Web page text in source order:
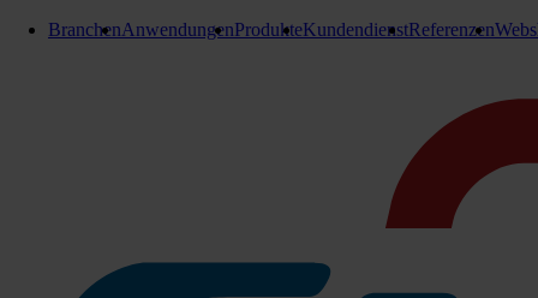
BranchenAnwendungenProdukteKundendienstReferenzen
Klapphalter, Wischer und Stiele